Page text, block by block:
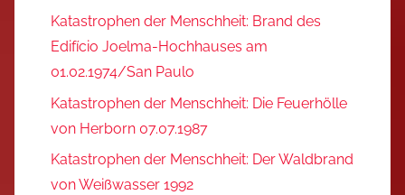
Katastrophen der Menschheit: Brand des
Edifício Joelma-Hochhauses am
01.02.1974/San Paulo
Katastrophen der Menschheit: Die Feuerhölle
von Herborn 07.07.1987
Katastrophen der Menschheit: Der Waldbrand
von Weißwasser 1992